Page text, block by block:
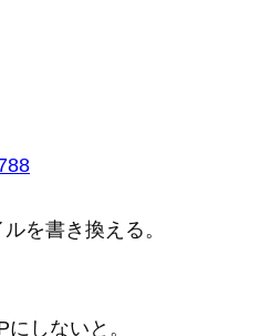
を書き換える。
しないと。